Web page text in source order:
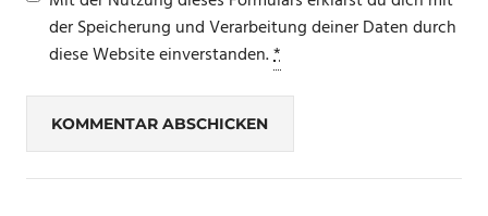
der Speicherung und Verarbeitung deiner Daten durch
diese Website einverstanden.*